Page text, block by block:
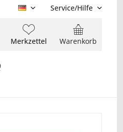
DE Service/Hilfe
Warenkorb
Merkzettel